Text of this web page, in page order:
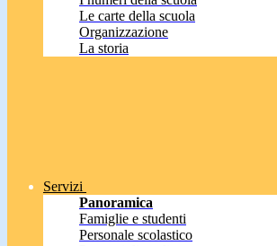
Le carte della scuola
Organizzazione
La storia
Servizi
Panoramica
Famiglie e studenti
Personale scolastico